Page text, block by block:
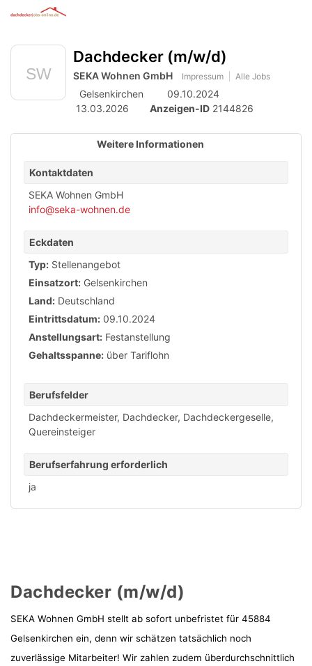
Accessibility
Navigation
Inhalt
von
mobilem
Endgerät
Dachdecker (m/w/d)
SEKA Wohnen GmbH Impressum Alle Jobs
Gelsenkirchen
09.10.2024
13.03.2026
Anzeigen-ID 2144826
Weitere Informationen
Kontaktdaten
SEKA Wohnen GmbH
info@seka-wohnen.de
Eckdaten
Typ: Stellenangebot
Einsatzort: Gelsenkirchen
Land: Deutschland
Eintrittsdatum: 09.10.2024
Anstellungsart: Festanstellung
Gehaltsspanne: über Tariflohn
Berufsfelder
Dachdeckermeister, Dachdecker, Dachdeckergeselle,
Quereinsteiger
Berufserfahrung erforderlich
ja
Dachdecker (m/w/d)
SEKA Wohnen GmbH stellt ab sofort unbefristet für 45884
Gelsenkirchen ein, denn wir schätzen tatsächlich noch
zuverlässige Mitarbeiter! Wir zahlen zudem überdurchschnittlich